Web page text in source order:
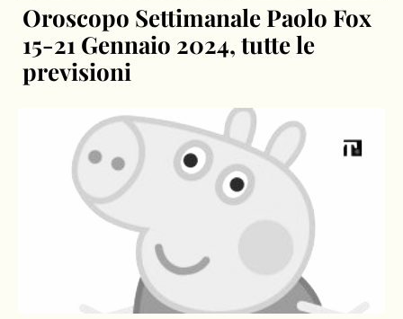
Oroscopo Settimanale Paolo Fox
15-21 Gennaio 2024, tutte le
previsioni